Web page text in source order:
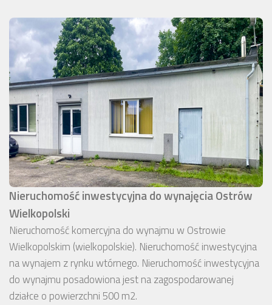
Nieruchomość inwestycyjna do wynajęcia Ostrów
Wielkopolski
Nieruchomość komercyjna do wynajmu w Ostrowie
Wielkopolskim (wielkopolskie). Nieruchomość inwestycyjna
na wynajem z rynku wtórnego. Nieruchomość inwestycyjna
do wynajmu posadowiona jest na zagospodarowanej
działce o powierzchni 500 m2.